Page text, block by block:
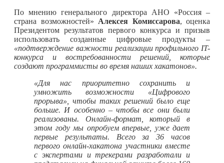
По мнению генерального директора АНО «Россия –
страна возможностей» Алексея Комиссарова, оценка
Президентом результатов первого конкурса и призыв
использовать созданные цифровые продукты –
«подтверждение важности реализации профильного IT-
конкурса и востребованности решений, которые
создают программисты во время наших хакатонов».
«Для нас приоритетно сохранить и
умножить возможности «Цифрового
прорыва», чтобы таких решений было еще
больше. И особенно – чтобы все они были
реализованы. Онлайн-формат, который в
этом году мы опробуем впервые, уже дает
первые результаты. Всего за 36 часов
первого онлайн-хакатона участники вместе
с экспертами и трекерами разработали и